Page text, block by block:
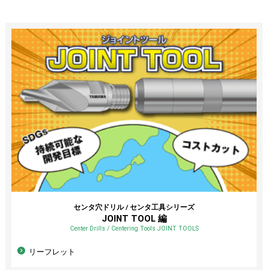
センタ穴ドリル / センタ工具シリーズ
JOINT TOOL 編
Center Drills / Centering Tools JOINT TOOLS
リーフレット